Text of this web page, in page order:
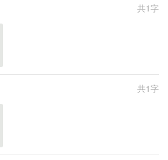
共1字
共1字